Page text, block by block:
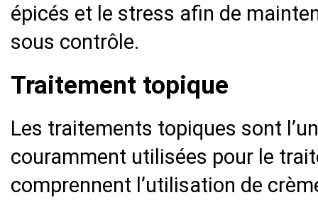
épicés et le stress afin de
sous contrôle.
Traitement topique
Les traitements topiques sont
couramment utilisées pour le
comprennent l’utilisation de